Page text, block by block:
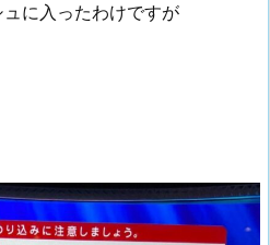
に入ったわけですが